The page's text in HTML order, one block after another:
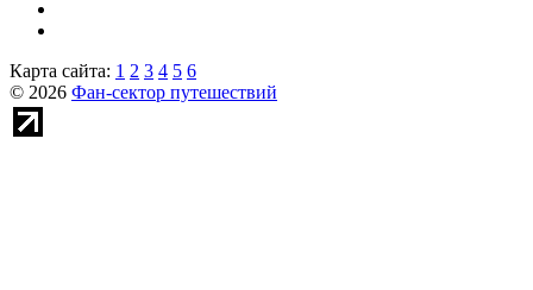
Карта сайта: 1 2 3 4 5 6
© 2026 Фан-сектор путешествий